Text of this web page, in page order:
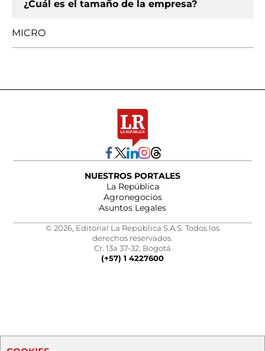
¿Cuál es el tamaño de la empresa?
MICRO
NUESTROS PORTALES
La República
Agronegocios
Asuntos Legales
© 2026, Editorial La República S.A.S. Todos los
derechos reservados.
Cr. 13a 37-32, Bogotá
(+57) 1 4227600